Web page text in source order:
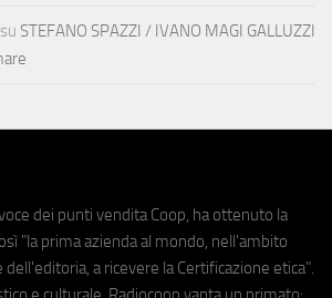
su STEFANO SPAZZI / IVANO MAGI GALLUZZI
dei punti vendita Coop, ha ottenuto la
"la prima azienda al mondo, nell'ambito
dell'editoria, a ricevere la Certificazione etica".